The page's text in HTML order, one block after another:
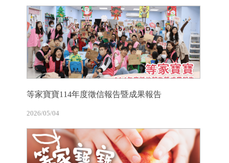
等家寶寶114年度徵信報告暨成果報告
2026/05/04